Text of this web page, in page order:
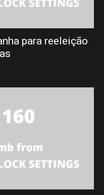
para reeleição